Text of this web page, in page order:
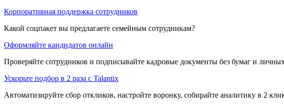
Корпоративная поддержка сотрудников
Какой соцпакет вы предлагаете семейным сотрудникам?
Оформляйте кандидатов онлайн
Проверяйте сотрудников и подписывайте кадровые документы без бумаг и
Ускорьте подбор в 2 раза с Talantix
Автоматизируйте сбор откликов, настройте воронку, собирайте аналитику в 2